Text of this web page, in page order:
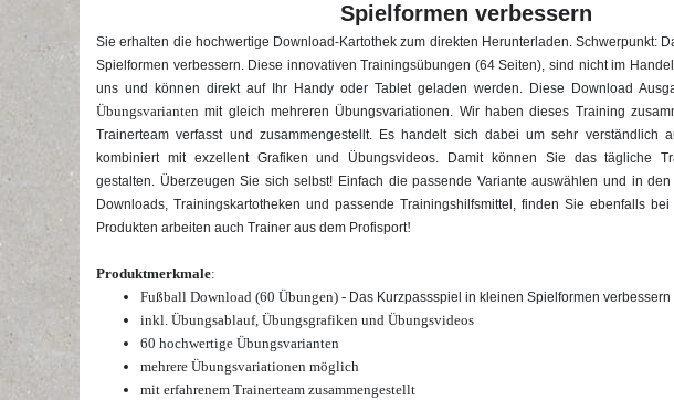
Spielformen verbessern
Sie erhalten die hochwertige Download-Kartothek zum direkten Herunterladen. Schwerpunkt:
Spielformen verbessern. Diese innovativen Trainingsübungen (64 Seiten), sind nicht im
uns und können direkt auf Ihr Handy oder Tablet geladen werden. Diese Download
Übungsvarianten mit gleich mehreren Übungsvariationen. Wir haben dieses Training
Trainerteam verfasst und zusammengestellt. Es handelt sich dabei um sehr verständlich
kombiniert mit exzellent Grafiken und Übungsvideos. Damit können Sie das tägliche
gestalten. Überzeugen Sie sich selbst! Einfach die passende Variante auswählen und in
Downloads, Trainingskartotheken und passende Trainingshilfsmittel, finden Sie ebenfalls
Produkten arbeiten auch Trainer aus dem Profisport!
Produktmerkmale:
Fußball Download (60 Übungen) - Das Kurzpassspiel in kleinen Spielformen verbessern
inkl. Übungsablauf, Übungsgrafiken und Übungsvideos
60 hochwertige Übungsvarianten
mehrere Übungsvariationen möglich
mit erfahrenem Trainerteam zusammengestellt